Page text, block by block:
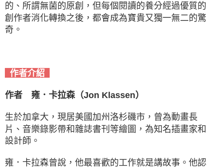
的、所謂無菌的原創，但每個閱讀的養分經過優質的
創作者消化轉換之後，都會成為寶貴又獨一無二的驚
奇。
作者介紹
作者 雍．卡拉森（Jon Klassen）
生於加拿大，現居美國加州洛杉磯市，曾為動畫長
片、音樂錄影帶和雜誌書刊等繪圖，為知名插畫家和
設計師。
雍．卡拉森曾說，他最喜歡的工作就是講故事。他認